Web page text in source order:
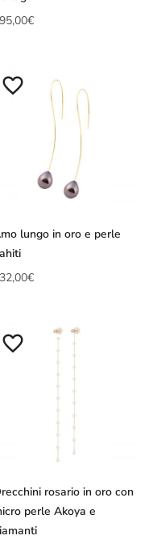
€
lungo in oro e perle
€
rosario in oro con
perle Akoya e